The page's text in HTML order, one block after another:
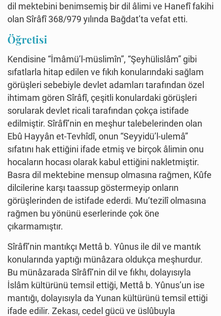
dil mektebini benimsemiş bir dil âlimi ve Hanefî fakihi
olan Sîrâfî 368/979 yılında Bağdat’ta vefat etti.
Öğretisi
Kendisine “İmâmü’l-müslimîn”, “Şeyhülislâm” gibi
sıfatlarla hitap edilen ve fıkıh konularındaki sağlam
görüşleri sebebiyle devlet adamları tarafından özel
ihtimam gören Sîrâfî, çeşitli konulardaki görüşleri
sorularak devlet ricali tarafından çokça istifade
edilmiştir. Sîrâfî’nin en meşhur talebelerinden olan
Ebû Hayyân et-Tevhîdî, onun “Seyyidü’l-ulemâ”
sıfatını hak ettiğini ifade etmiş ve birçok âlimin onu
hocaların hocası olarak kabul ettiğini nakletmiştir.
Basra dil mektebine mensup olmasına rağmen, Kûfe
dilcilerine karşı taassup göstermeyip onların
görüşlerinden de istifade ederdi. Mu‘tezilî olmasına
rağmen bu yönünü eserlerinde çok öne
çıkarmamıştır.
Sîrâfî’nin mantıkçı Mettâ b. Yûnus ile dil ve mantık
konularında yaptığı münâzara oldukça meşhurdur.
Bu münâzarada Sîrâfî’nin dil ve fıkhı, dolayısıyla
İslâm kültürünü temsil ettiği, Mettâ b. Yûnus’un ise
mantığı, dolayısıyla da Yunan kültürünü temsil ettiği
ifade edilir. Zekası, cedel gücü ve üslûbuyla